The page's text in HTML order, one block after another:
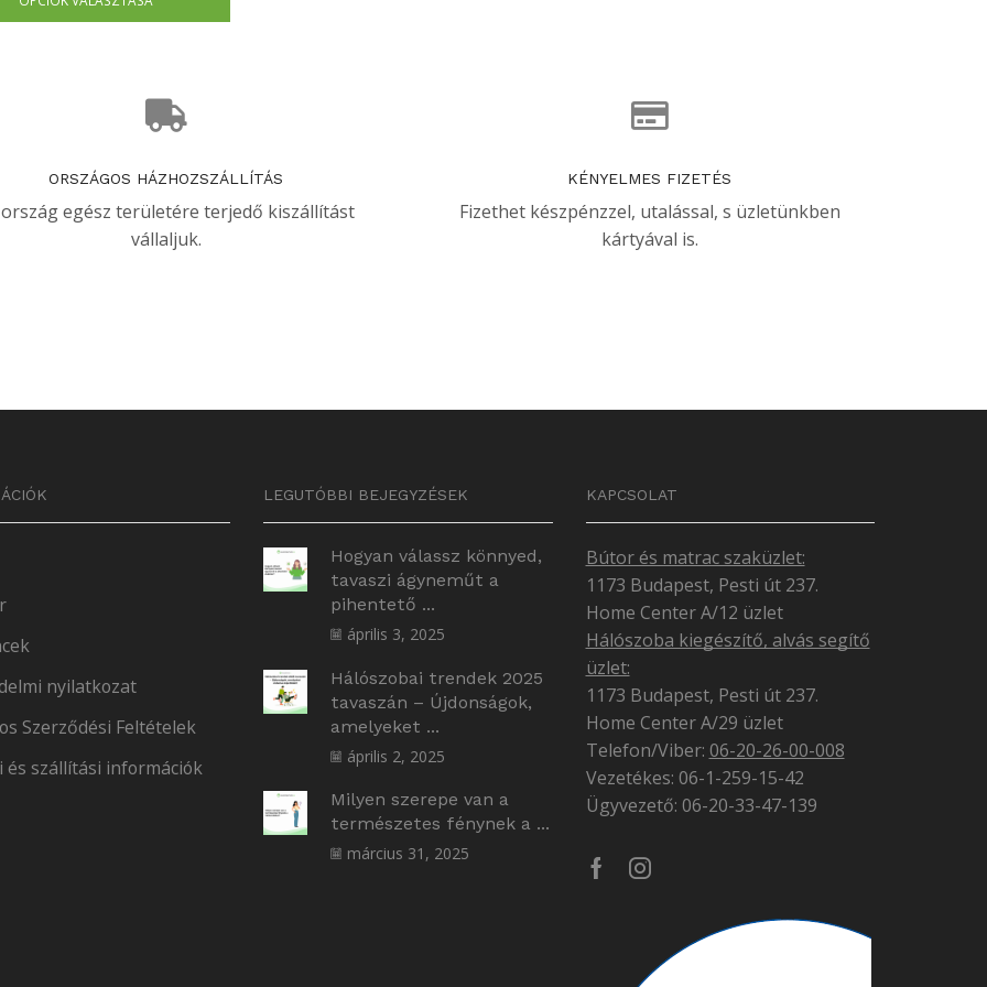
ORSZÁGOS HÁZHOZSZÁLLÍTÁS
ország egész területére terjedő kiszállítást
vállaljuk.
KÉNYELMES FIZETÉS
Fizethet készpénzzel, utalással, s üzletünkben
kártyával is.
nyilatkozat
Szerződési Feltételek
és szállítási információk
LEGUTÓBBI BEJEGYZÉSEK
Hogyan válassz könnyed,
tavaszi ágyneműt a
pihentető ...
április 3, 2025
Hálószobai trendek 2025
tavaszán – Újdonságok,
amelyeket ...
április 2, 2025
Milyen szerepe van a
természetes fénynek a ...
március 31, 2025
KAPCSOLAT
Bútor és matrac szaküzlet:
1173 Budapest, Pesti út 237.
Home Center A/12 üzlet
Hálószoba kiegészítő, alvás segítő
üzlet:
1173 Budapest, Pesti út 237.
Home Center A/29 üzlet
Telefon/Viber: 06-20-26-00-008
Vezetékes: 06-1-259-15-42
Ügyvezető: 06-20-33-47-139
FacebookInstagram